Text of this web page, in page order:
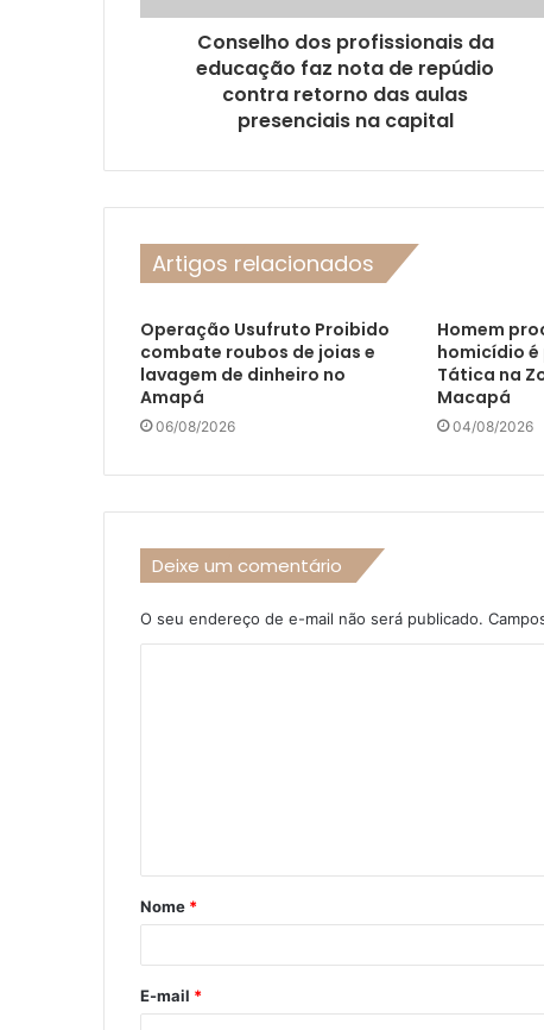
Conselho dos profissionais da
educação faz nota de repúdio
contra retorno das aulas
presenciais na capital
Artigos relacionados
Operação Usufruto Proibido
combate roubos de joias e
lavagem de dinheiro no
Amapá
06/08/2026
Homem
homicídio é
Tática na
Macapá
04/08/2026
Deixe um comentário
O seu endereço de e-mail não será publicado.
á
r
*
Nome *
E-mail *